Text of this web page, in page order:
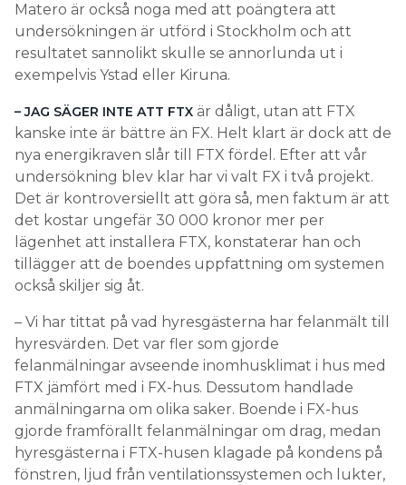
Matero är också noga med att poängtera att
undersökningen är utförd i Stockholm och att
resultatet sannolikt skulle se annorlunda ut i
exempelvis Ystad eller Kiruna.
– JAG SÄGER INTE ATT FTX är dåligt, utan att FTX
kanske inte är bättre än FX. Helt klart är dock att de
nya energikraven slår till FTX fördel. Efter att vår
undersökning blev klar har vi valt FX i två projekt.
Det är kontroversiellt att göra så, men faktum är att
det kostar ungefär 30 000 kronor mer per
lägenhet att installera FTX, konstaterar han och
tillägger att de boendes uppfattning om systemen
också skiljer sig åt.
– Vi har tittat på vad hyresgästerna har felanmält till
hyresvärden. Det var fler som gjorde
felanmälningar avseende inomhusklimat i hus med
FTX jämfört med i FX-hus. Dessutom handlade
anmälningarna om olika saker. Boende i FX-hus
gjorde framförallt felanmälningar om drag, medan
hyresgästerna i FTX-husen klagade på kondens på
fönstren, ljud från ventilationssystemen och lukter,